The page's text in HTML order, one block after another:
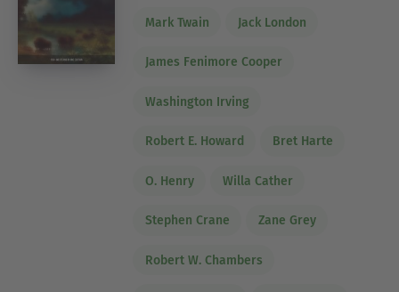
Mark Twain Jack London
James Fenimore Cooper
Washington Irving
Robert E. Howard Bret Harte
O. Henry Willa Cather
Stephen Crane Zane Grey
Robert W. Chambers